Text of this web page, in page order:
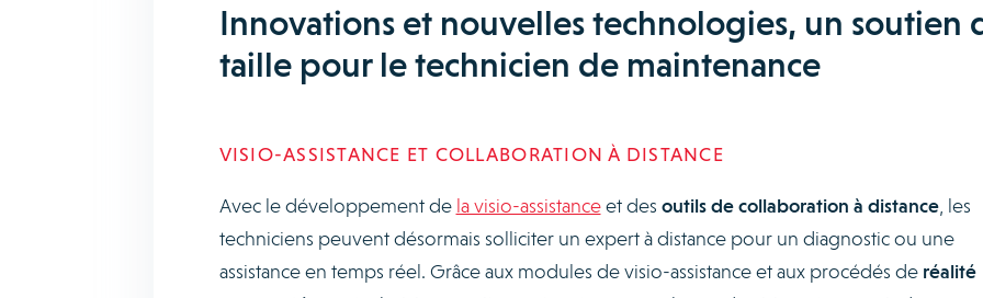
Innovations et nouvelles technologies, un soutien
taille pour le technicien de maintenance
VISIO-ASSISTANCE ET COLLABORATION À DISTANCE
Avec le développement de la visio-assistanceet des outils de collaboration à distance, les
techniciens peuvent désormais solliciter un expert à distance pour un diagnostic ou une
assistance en temps réel. Grâce aux modules de visio-assistance et aux procédés de réalité